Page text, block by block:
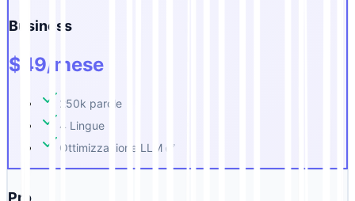
Business
$49/mese
250k parole
4 Lingue
Ottimizzazione LLM ✅
Pro